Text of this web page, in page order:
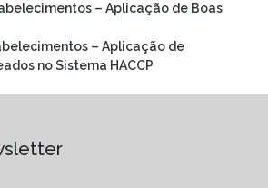
– Aplicação de Boas
– Aplicação de
no Sistema HACCP